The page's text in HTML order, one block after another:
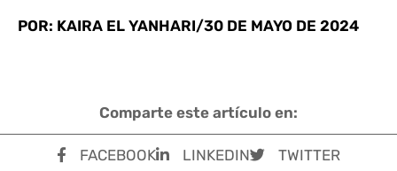
POR: KAIRA EL YANHARI/30 DE MAYO DE 2024
Comparte este artículo en:
FACEBOOK LINKEDIN TWITTER